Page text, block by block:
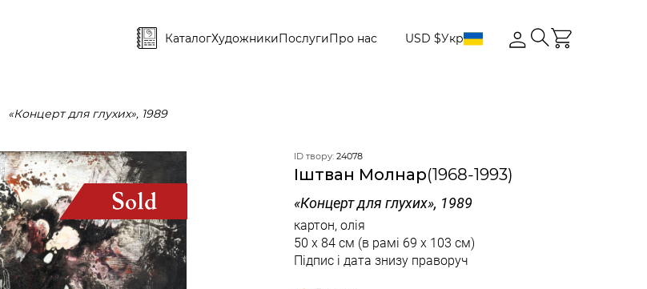
КаталогХудожникиПослугиПро нас USD $Укр
«Концерт для глухих», 1989
ID твору: 24078
Іштван Молнар(1968-1993)
«Концерт для глухих», 1989
картон, олія
50 x 84 см (в рамі 69 x 103 см)
Підпис і дата знизу праворуч